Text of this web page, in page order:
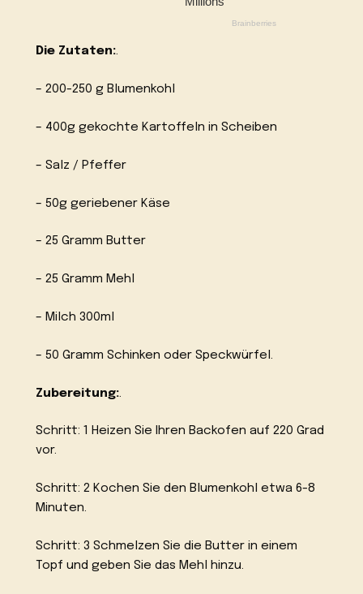
Die Zutaten:.
– 200-250 g Blumenkohl
– 400g gekochte Kartoffeln in Scheiben
– Salz / Pfeffer
– 50g geriebener Käse
– 25 Gramm Butter
– 25 Gramm Mehl
– Milch 300ml
– 50 Gramm Schinken oder Speckwürfel.
Zubereitung:.
Schritt: 1 Heizen Sie Ihren Backofen auf 220 Grad
vor.
Schritt: 2 Kochen Sie den Blumenkohl etwa 6-8
Minuten.
Schritt: 3 Schmelzen Sie die Butter in einem
Topf und geben Sie das Mehl hinzu.